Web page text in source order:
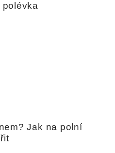
polévka
Jak na polní